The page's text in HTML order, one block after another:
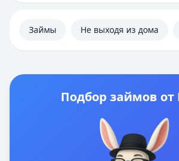
Займы Не выходя из дома
Подбор займов